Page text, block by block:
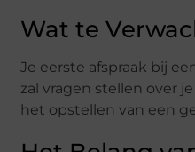
Wat te
Je eerste afspraak bij
zal vragen stellen over
het opstellen van een